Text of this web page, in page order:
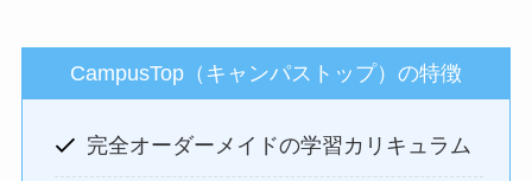
CampusTop（キャンパストップ）の特徴
完全オーダーメイドの学習カリキュラム